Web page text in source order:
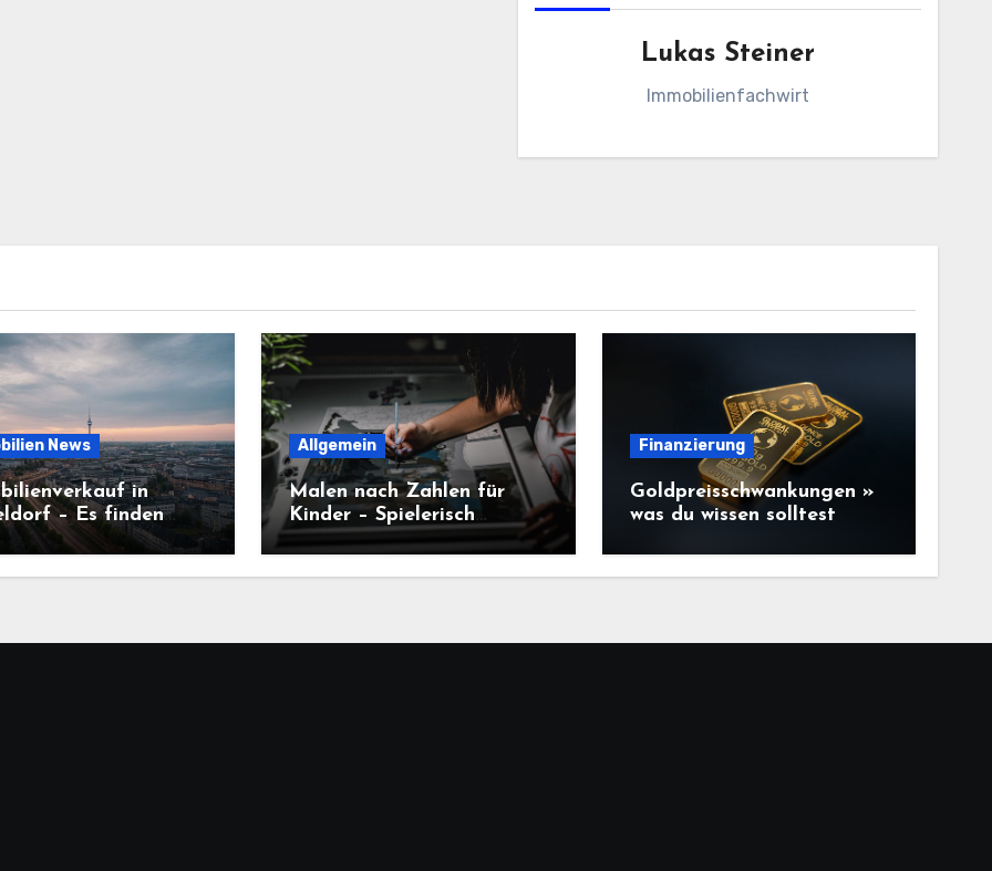
Lukas Steiner
Immobilienfachwirt
News
in
– Es finden
noch Transaktionen
Allgemein
Malen nach Zahlen für
Kinder – Spielerisch
kreativ werden
Finanzierung
Goldpreisschwankungen »
was du wissen solltest